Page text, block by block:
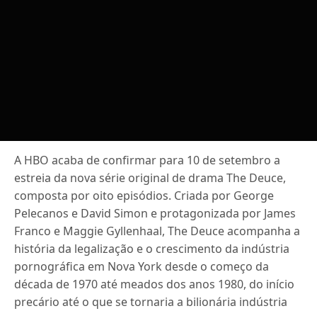
A HBO acaba de confirmar para 10 de setembro a
estreia da nova série original de drama The Deuce,
composta por oito episódios. Criada por George
Pelecanos e David Simon e protagonizada por James
Franco e Maggie Gyllenhaal, The Deuce acompanha a
história da legalização e o crescimento da indústria
pornográfica em Nova York desde o começo da
década de 1970 até meados dos anos 1980, do início
precário até o que se tornaria a bilionária indústria